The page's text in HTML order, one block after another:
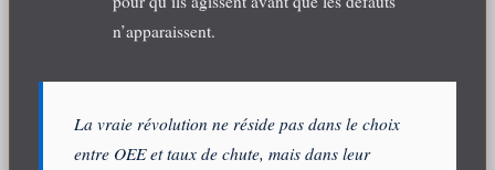
n’apparaissent.
La vraie révolution ne réside pas dans le choix
entre OEE et taux de chute, mais dans leur